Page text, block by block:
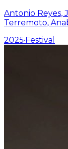
Antonio Reyes,
Terremoto,
2025·Festival